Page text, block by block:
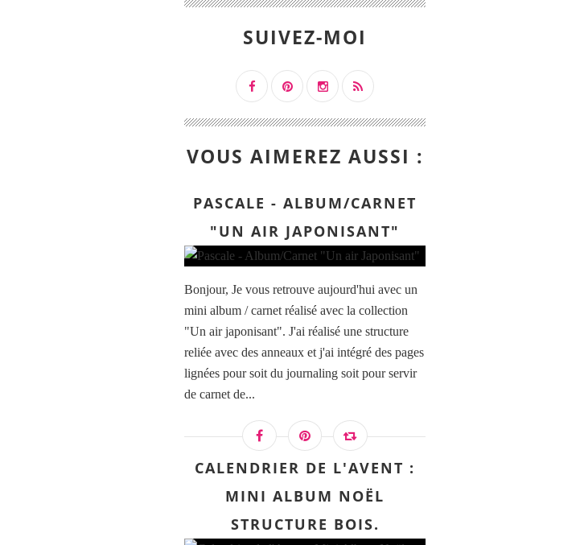
SUIVEZ-MOI
VOUS AIMEREZ AUSSI :
PASCALE - ALBUM/CARNET
"UN AIR JAPONISANT"
Bonjour, Je vous retrouve aujourd'hui avec un
mini album / carnet réalisé avec la collection
"Un air japonisant". J'ai réalisé une structure
reliée avec des anneaux et j'ai intégré des pages
lignées pour soit du journaling soit pour servir
de carnet de...
CALENDRIER DE L'AVENT :
MINI ALBUM NOËL
STRUCTURE BOIS.